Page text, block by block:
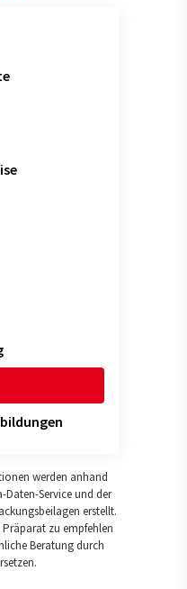
werden anhand
Daten-Service und der
erstellt.
zu empfehlen
Beratung durch